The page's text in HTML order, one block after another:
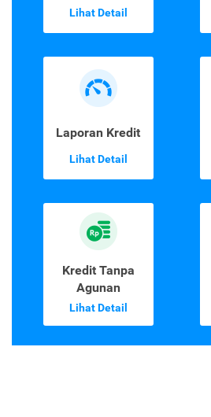
Lihat Detail
Laporan Kredit
Lihat Detail
Kredit Tanpa
Agunan
Lihat Detail